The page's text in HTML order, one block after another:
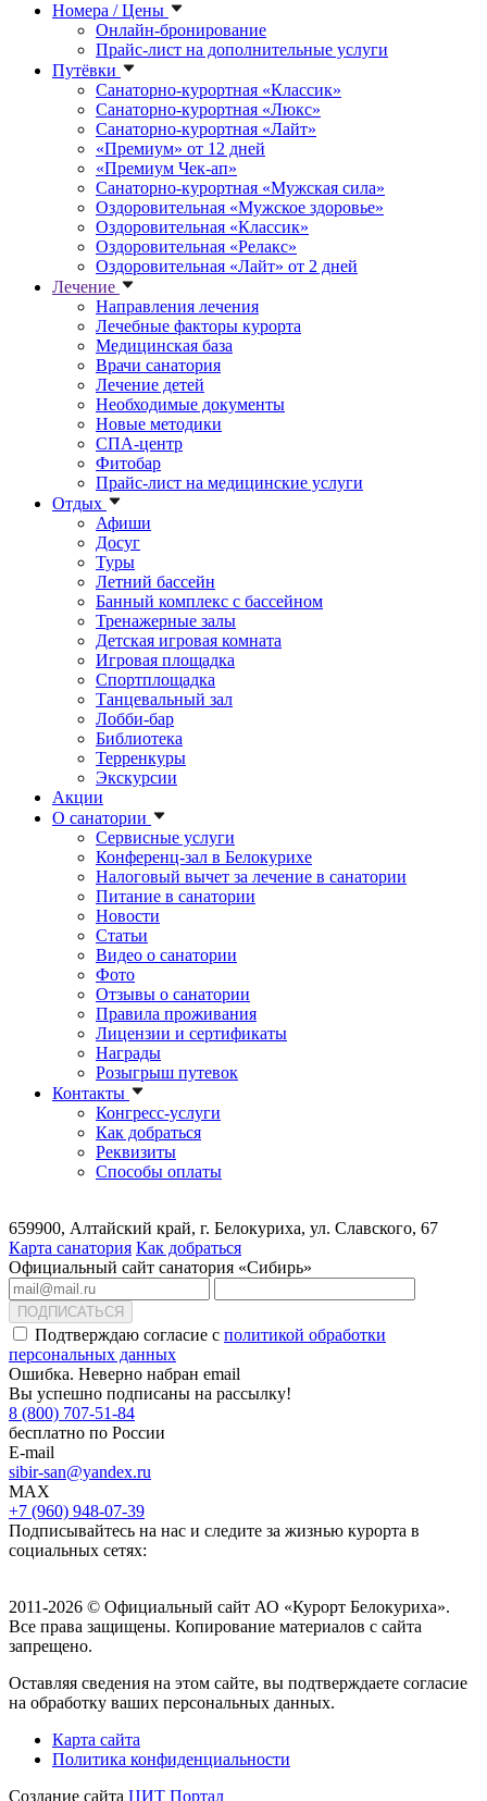
Номера / Цены
Онлайн-бронирование
Прайс-лист на дополнительные услуги
Путёвки
Санаторно-курортная «Классик»
Санаторно-курортная «Люкс»
Санаторно-курортная «Лайт»
«Премиум» от 12 дней
«Премиум Чек-ап»
Санаторно-курортная «Мужская сила»
Оздоровительная «Мужское здоровье»
Оздоровительная «Классик»
Оздоровительная «Релакс»
Оздоровительная «Лайт» от 2 дней
Лечение
Направления лечения
Лечебные факторы курорта
Медицинская база
Врачи санатория
Лечение детей
Необходимые документы
Новые методики
СПА-центр
Фитобар
Прайс-лист на медицинские услуги
Отдых
Афиши
Досуг
Туры
Летний бассейн
Банный комплекс с бассейном
Тренажерные залы
Детская игровая комната
Игровая площадка
Спортплощадка
Танцевальный зал
Лобби-бар
Библиотека
Терренкуры
Экскурсии
Акции
О санатории
Сервисные услуги
Конференц-зал в Белокурихе
Налоговый вычет за лечение в санатории
Питание в санатории
Новости
Статьи
Видео о санатории
Фото
Отзывы о санатории
Правила проживания
Лицензии и сертификаты
Награды
Розыгрыш путевок
Контакты
Конгресс-услуги
Как добраться
Реквизиты
Способы оплаты
659900, Алтайский край, г. Белокуриха, ул. Славского, 67
Карта санатория Как добраться
Официальный сайт санатория «Сибирь»
ПОДПИСАТЬСЯ
Подтверждаю согласие с политикой обработки
персональных данных
Ошибка. Неверно набран email
Вы успешно подписаны на рассылку!
8 (800) 707-51-84
бесплатно по России
E-mail
sibir-san@yandex.ru
MAX
+7 (960) 948-07-39
Подписывайтесь на нас и следите за жизнью курорта в
социальных сетях:
2011-2026 © Официальный сайт АО «Курорт Белокуриха».
Все права защищены. Копирование материалов с сайта
запрещено.
Оставляя сведения на этом сайте, вы подтверждаете согласие
на обработку ваших персональных данных.
Карта сайта
Политика конфиденциальности
Создание сайта ЦИТ Портал